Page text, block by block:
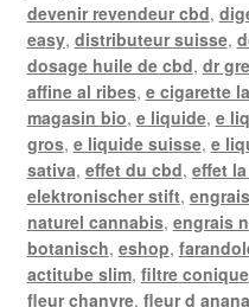
devenir revendeur cbd,
easy, distributeur suisse,
dosage huile de cbd, dr
affine al ribes, e cigarette
magasin bio, e liquide, e
gros, e liquide suisse, e
sativa, effet du cbd, effet
elektronischer stift,
naturel cannabis, engrais
botanisch, eshop,
actitube slim, filtre conique
fleur chanvre, fleur d